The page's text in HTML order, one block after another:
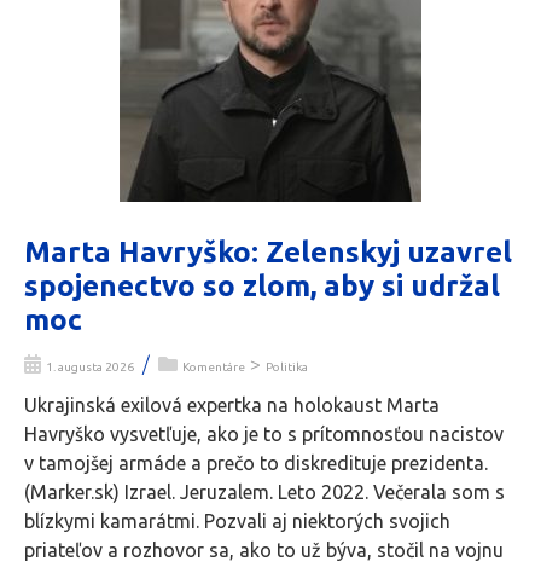
Marta Havryško: Zelenskyj uzavrel
spojenectvo so zlom, aby si udržal
moc
1. augusta 2026 / Komentáre > Politika
Ukrajinská exilová expertka na holokaust Marta
Havryško vysvetľuje, ako je to s prítomnosťou nacistov
v tamojšej armáde a prečo to diskredituje prezidenta.
(Marker.sk) Izrael. Jeruzalem. Leto 2022. Večerala som s
blízkymi kamarátmi. Pozvali aj niektorých svojich
priateľov a rozhovor sa, ako to už býva, stočil na vojnu